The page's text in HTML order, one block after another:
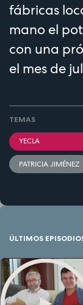
fábricas
mano el
con una
el mes de
TEMAS
YECLA
PATRICIA JIMÉNEZ
ÚLTIMOS